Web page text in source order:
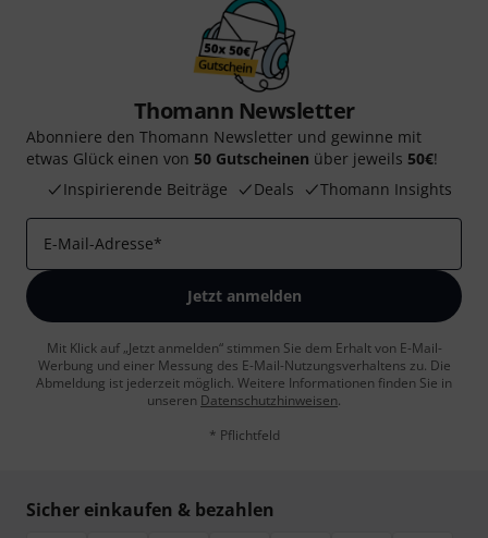
Thomann Newsletter
Abonniere den Thomann Newsletter und gewinne mit
etwas Glück einen von 50 Gutscheinen über jeweils 50€!
Inspirierende Beiträge
Deals Thomann Insights
E-Mail-Adresse*
Jetzt anmelden
Mit Klick auf „Jetzt anmelden“ stimmen Sie dem Erhalt von E-Mail-
Werbung und einer Messung des E-Mail-Nutzungsverhaltens zu. Die
Abmeldung ist jederzeit möglich. Weitere Informationen finden Sie in
unseren Datenschutzhinweisen.
* Pflichtfeld
Sicher einkaufen & bezahlen